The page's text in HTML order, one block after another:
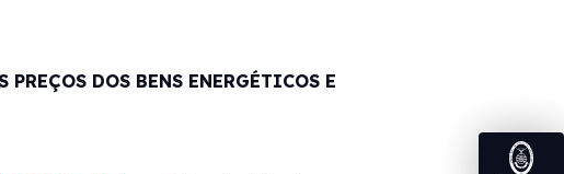
DOS BENS ENERGÉTICOS E